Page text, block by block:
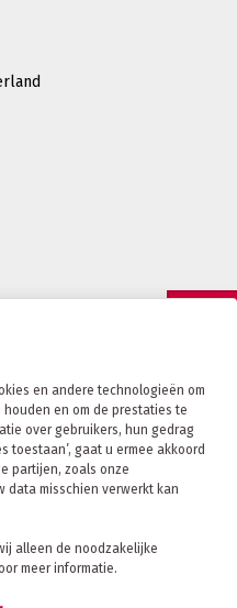
en andere technologieën om
en om de prestaties te
over gebruikers, hun gedrag
toestaan’, gaat u ermee akkoord
partijen, zoals onze
data misschien verwerkt kan
alleen de noodzakelijke
meer informatie.
CONTACT
van de Fritom Group